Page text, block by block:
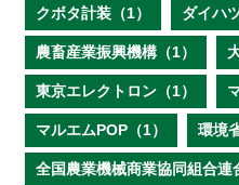
クボタ計装（1） ダイハ
農畜産業振興機構（1）
東京エレクトロン（1）
マルエムPOP（1） 環境
全国農業機械商業協同組合連